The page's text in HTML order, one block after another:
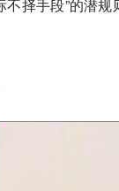
不择手段”的潜规